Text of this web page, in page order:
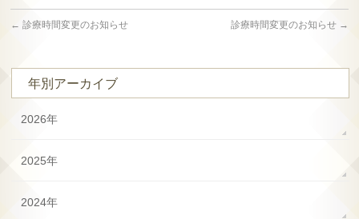
← 診療時間変更のお知らせ 診療時間変更のお知らせ →
年別アーカイブ
2026年
2025年
2024年